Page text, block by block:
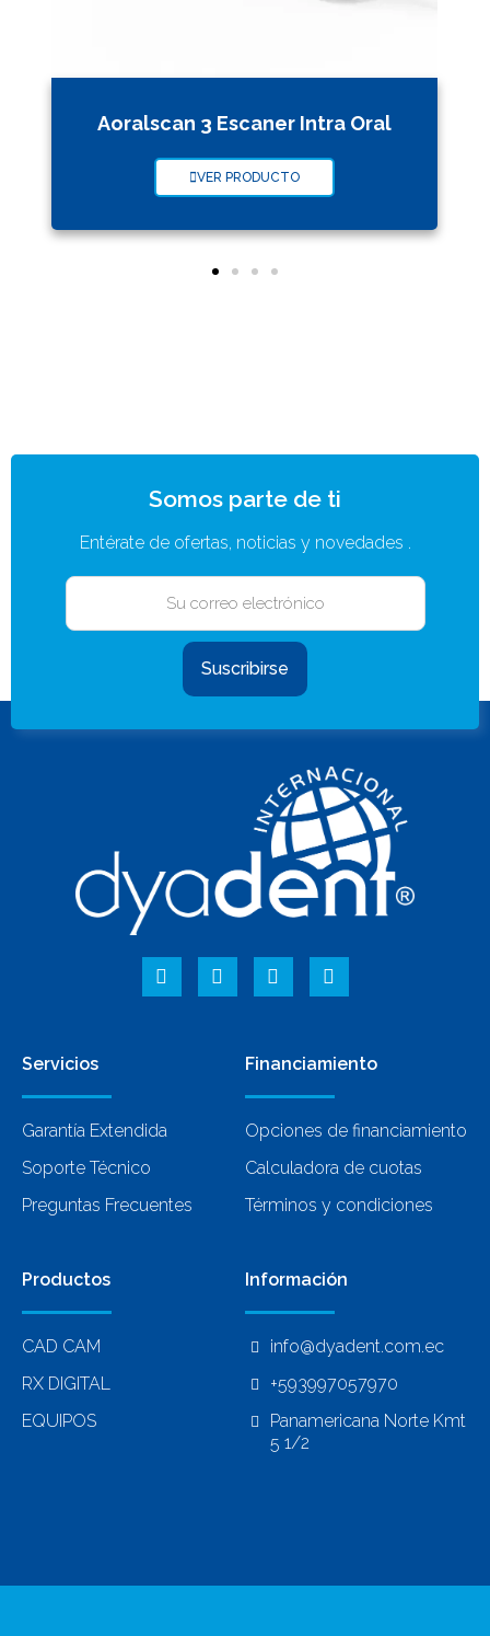
Aoralscan 3 Escaner Intra Oral
VER PRODUCTO
Somos parte de ti
Entérate de ofertas, noticias y novedades .
Suscribirse
Servicios
Garantía Extendida
Soporte Técnico
Preguntas Frecuentes
Financiamiento
Opciones de financiamiento
Calculadora de cuotas
Términos y condiciones
Productos
CAD CAM
RX DIGITAL
EQUIPOS
Información
info@dyadent.com.ec
+593997057970
Panamericana Norte Kmt
5 1/2